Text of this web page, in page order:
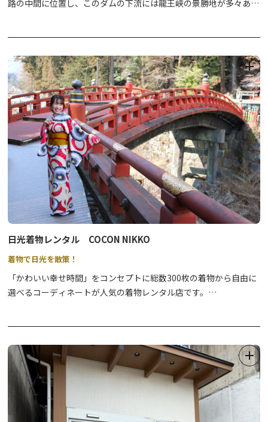
路の中間に位置し、このダムの下流には龍王峡の景勝地が多々あ
す。
用途は、県営川治第一発電所の逆調整ダムで、同じく県営川治第二
発電所及び、小網発電所の取水ダムでもあります。
日光着物レンタル COCON NIKKO
着物で日光を散策！
「かわいい幸せ時間」をコンセプトに総数300枚の着物から自由に
選べるコーディネートが人気の着物レンタル店です。
着物はもちろん、下着、足袋、ぞうり、バッグなどの小物も充実し
ていますので、おカラダひとつ、手ぶらで着物スタイルがお楽しみ
いただけます。
大切なあの人と、HAPPYな時間をつくりませんか。